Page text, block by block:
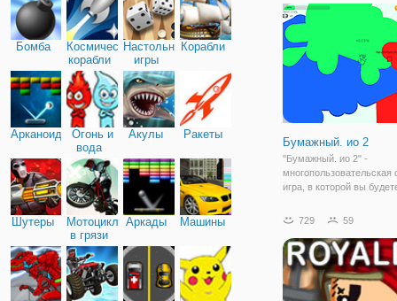
Бомба
Космические
корабли
Настольные
игры
Корабли
Арканоид
Огонь и
вода
Акулы Ракеты
Шутеры
Мотоциклы
в грязи
Аркады Машины
режиме настоящего
Voxiom. io
Бумажный. ио 2
"Бумажный. ио 2" -
игра, в которой вы
ярких бумаг есть свои
территорию. В этом мире
множество красочных
729 59